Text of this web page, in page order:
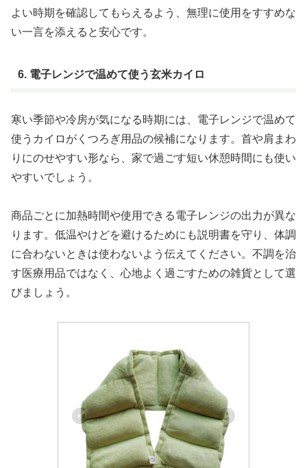
よい時期 を確認してもらえるよう、無理に使用をすすめな
い一言を添えると安心です。
6. 電子レンジで温めて使う玄米カイロ
寒い季節や冷房が気になる時期には、電子レンジで温めて
使うカイロがくつろぎ用品の候補になります。首や肩まわ
りにのせやすい形なら、家で過ごす短い休憩時間にも使い
やすいでしょう。
商品ごとに加熱時間や使用できる電子レンジの出力が異な
ります。低温やけどを避けるためにも説明書を守り、体調
に合わないときは使わないよう伝えてください。不調を治
す医療用品ではなく、心地よく過ごすための雑貨として選
びましょう。